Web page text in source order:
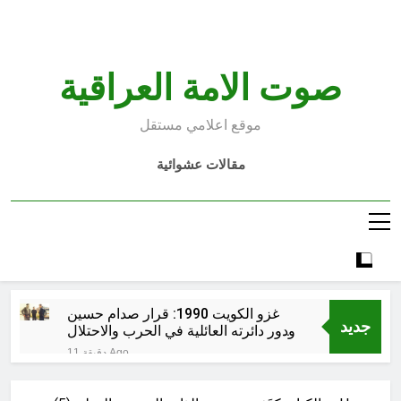
صوت الامة العراقية
موقع اعلامي مستقل
مقالات عشوائية
جديد
غزو الكويت 1990: قرار صدام حسين
ودور دائرته العائلية في الحرب والاحتلال
وعمليات النهب
11 دقيقة Ago